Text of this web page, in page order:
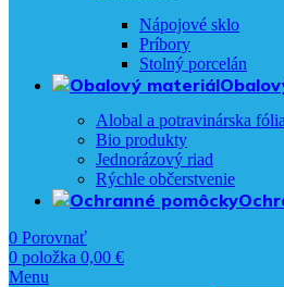
Nápojové sklo
Príbory
Stolný porcelán
Alobal a potravinárska fólia
Bio produkty
Jednorázový riad
Rýchle občerstvenie
0 Porovnať
0 položka 0,00 €
Menu